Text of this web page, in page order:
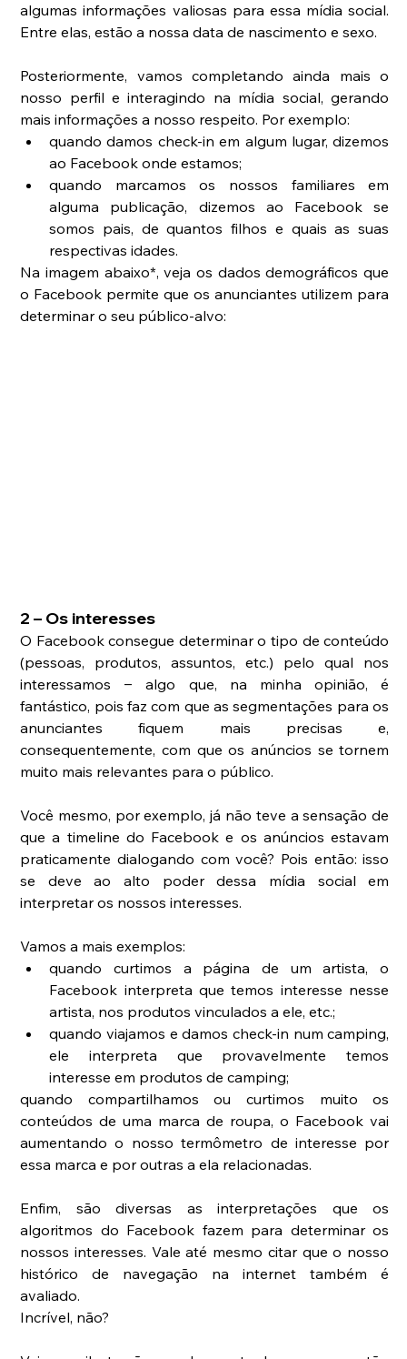
algumas informações valiosas para essa mídia social.
Entre elas, estão a nossa data de nascimento e sexo.
Posteriormente, vamos completando ainda mais o
nosso perfil e interagindo na mídia social, gerando
mais informações a nosso respeito. Por exemplo:
quando damos check-in em algum lugar, dizemos
ao Facebook onde estamos;
quando marcamos os nossos familiares em
alguma publicação, dizemos ao Facebook se
somos pais, de quantos filhos e quais as suas
respectivas idades.
Na imagem abaixo*, veja os dados demográficos que
o Facebook permite que os anunciantes utilizem para
determinar o seu público-alvo:
2 – Os interesses
O Facebook consegue determinar o tipo de conteúdo
(pessoas, produtos, assuntos, etc.) pelo qual nos
interessamos ‒ algo que, na minha opinião, é
fantástico, pois faz com que as segmentações para os
anunciantes fiquem mais precisas e,
consequentemente, com que os anúncios se tornem
muito mais relevantes para o público.
Você mesmo, por exemplo, já não teve a sensação de
que a timeline do Facebook e os anúncios estavam
praticamente dialogando com você? Pois então: isso
se deve ao alto poder dessa mídia social em
interpretar os nossos interesses.
Vamos a mais exemplos:
quando curtimos a página de um artista, o
Facebook interpreta que temos interesse nesse
artista, nos produtos vinculados a ele, etc.;
quando viajamos e damos check-in num camping,
ele interpreta que provavelmente temos
interesse em produtos de camping;
quando compartilhamos ou curtimos muito os
conteúdos de uma marca de roupa, o Facebook vai
aumentando o nosso termômetro de interesse por
essa marca e por outras a ela relacionadas.
Enfim, são diversas as interpretações que os
algoritmos do Facebook fazem para determinar os
nossos interesses. Vale até mesmo citar que o nosso
histórico de navegação na internet também é
avaliado.
Incrível, não?